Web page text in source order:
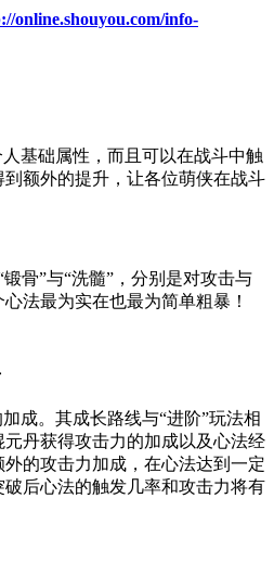
online.shouyou.com/info-
基础属性，而且可以在战斗中触
额外的提升，让各位萌侠在战斗
骨”与“洗髓”，分别是对攻击与
法最为实在也最为简单粗暴！
成。其成长路线与“进阶”玩法相
丹获得攻击力的加成以及心法经
的攻击力加成，在心法达到一定
后心法的触发几率和攻击力将有